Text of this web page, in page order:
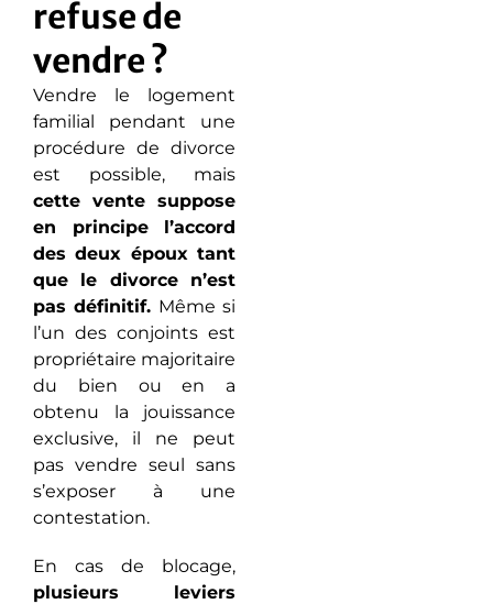
refuse de
vendre ?
Vendre le logement
familial pendant une
procédure de divorce
est possible, mais
cette vente suppose
en principe l’accord
des deux époux tant
que le divorce n’est
pas définitif. Même si
l’un des conjoints est
propriétaire majoritaire
du bien ou en a
obtenu la jouissance
exclusive, il ne peut
pas vendre seul sans
s’exposer à une
contestation.
En cas de blocage,
plusieurs leviers